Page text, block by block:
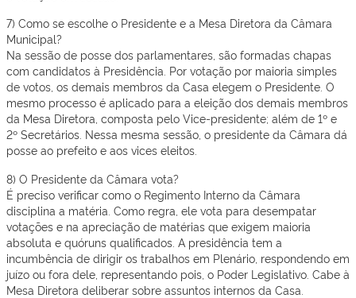
7) Como se escolhe o Presidente e a Mesa Diretora da Câmara
Municipal?
Na sessão de posse dos parlamentares, são formadas chapas
com candidatos à Presidência. Por votação por maioria simples
de votos, os demais membros da Casa elegem o Presidente. O
mesmo processo é aplicado para a eleição dos demais membros
da Mesa Diretora, composta pelo Vice-presidente; além de 1º e
2º Secretários. Nessa mesma sessão, o presidente da Câmara dá
posse ao prefeito e aos vices eleitos.
8) O Presidente da Câmara vota?
É preciso verificar como o Regimento Interno da Câmara
disciplina a matéria. Como regra, ele vota para desempatar
votações e na apreciação de matérias que exigem maioria
absoluta e quóruns qualificados. A presidência tem a
incumbência de dirigir os trabalhos em Plenário, respondendo em
juízo ou fora dele, representando pois, o Poder Legislativo. Cabe à
Mesa Diretora deliberar sobre assuntos internos da Casa.